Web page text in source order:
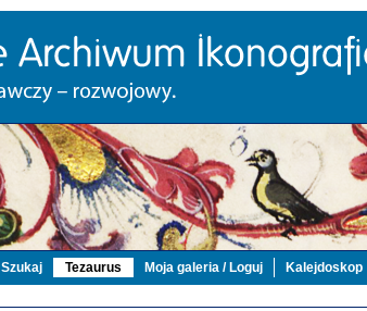
Szukaj Tezaurus Moja galeria / Loguj Kalejdoskop